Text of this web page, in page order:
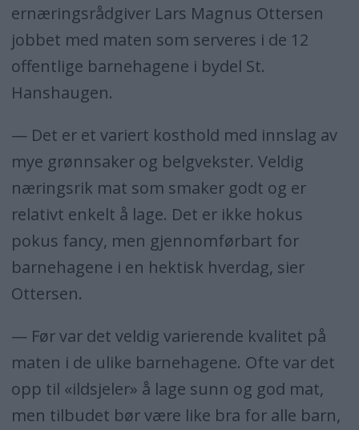
ernæringsrådgiver Lars Magnus Ottersen
jobbet med maten som serveres i de 12
offentlige barnehagene i bydel St.
Hanshaugen.
— Det er et variert kosthold med innslag av
mye grønnsaker og belgvekster. Veldig
næringsrik mat som smaker godt og er
relativt enkelt å lage. Det er ikke hokus
pokus fancy, men gjennomførbart for
barnehagene i en hektisk hverdag, sier
Ottersen.
— Før var det veldig varierende kvalitet på
maten i de ulike barnehagene. Ofte var det
opp til «ildsjeler» å lage sunn og god mat,
men tilbudet bør være like bra for alle barn,